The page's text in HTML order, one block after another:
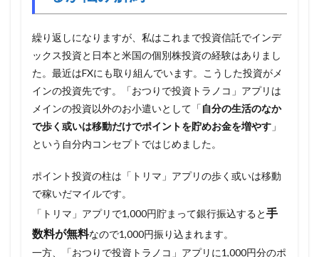
繰り返しになりますが、私はこれまで投資信託でインデ
ックス投資と日本と米国の個別株投資の経験はありまし
た。最近はFXにも取り組んでいます。こうした投資がメ
インの投資先です。「おつりで投資トラノコ」アプリは
メインの投資以外のお小遣いとして「自分の生活のなか
で歩く或いは移動だけでポイントを貯めお金を増やす 」
という自分内コンセプトではじめました。
ポイント投資の柱は「トリマ」アプリの歩く或いは移動
で稼いだマイルです。
「トリマ」アプリで1,000円貯まって銀行振込すると手
数料が無料なので1,000円振り込まれます。
一方、「おつりで投資トラノコ」アプリに1,000円分のポ